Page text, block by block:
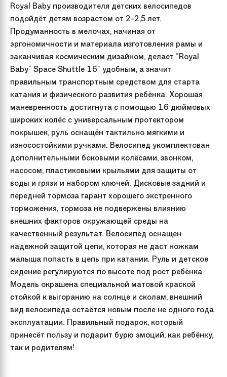
Royal Baby производителя детских велосипедов
подойдёт детям возрастом от 2-2,5 лет.
Продуманность в мелочах, начиная от
эргономичности и материала изготовления рамы и
заканчивая космическим дизайном, делает "Royal
Baby" Space Shuttle 16" удобным, а значит
правильным транспортным средством для старта
катания и физического развития ребёнка. Хорошая
маневренность достигнута с помощью 16 дюймовых
широких колёс с универсальным протектором
покрышек, руль оснащён тактильно мягкими и
износостойкими ручками. Велосипед укомплектован
дополнительными боковыми колёсами, звонком,
насосом, пластиковыми крыльями для защиты от
воды и грязи и набором ключей. Дисковые задний и
передней тормоза гарант хорошего экстренного
торможения, тормоза не подвержены влиянию
внешних факторов окружающей среды на
качественный результат. Велосипед оснащен
надежной защитой цепи, которая не даст ножкам
малыша попасть в цепь при катании. Руль и детское
сидение регулируются по высоте под рост ребёнка.
Модель окрашена специальной матовой краской
стойкой к выгоранию на солнце и сколам, внешний
вид велосипеда остаётся новым после не одного года
эксплуатации. Правильный подарок, который
принесёт пользу и подарит бурю эмоций, как ребёнку,
так и родителям!